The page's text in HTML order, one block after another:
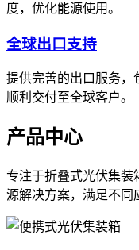
度，优化能源使用。
全球出口支持
提供完善的出口服务，
顺利交付至全球客户。
产品中心
专注于折叠式光伏集装
源解决方案，满足不同